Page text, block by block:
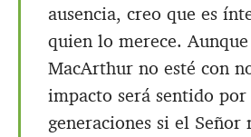
ausencia, creo que es
quien lo merece.
MacArthur no esté con
impacto será sentido
generaciones si el Señor